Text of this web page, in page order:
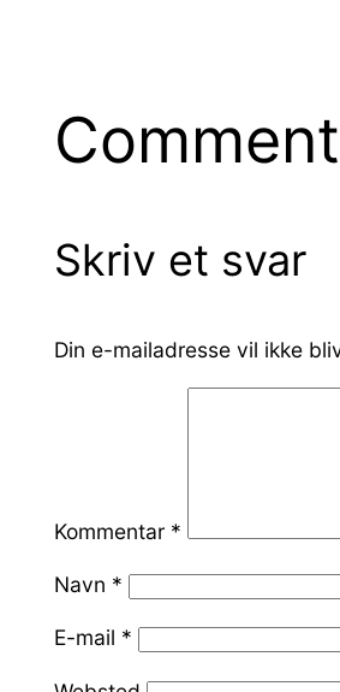
Skriv et svar
Din e-mailadresse vil ikke
Kommentar *
Navn *
E-mail *